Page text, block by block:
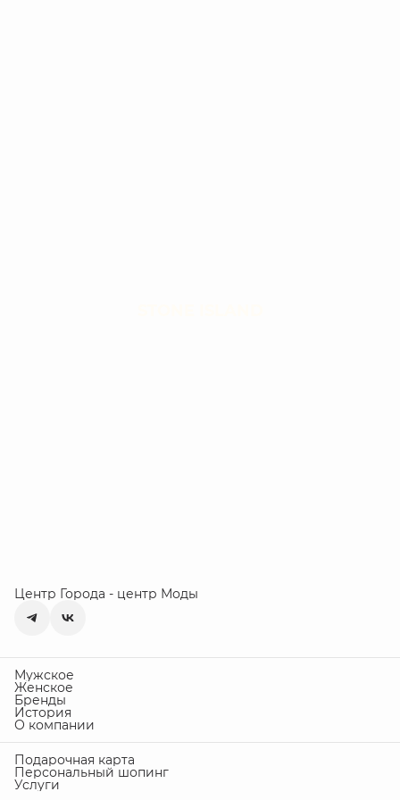
Центр Города - центр Моды
Мужское
Женское
Бренды
История
О компании
Подарочная карта
Персональный шопинг
Услуги